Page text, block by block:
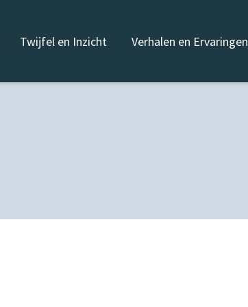
Twijfel en Inzicht Verhalen en Ervaringen